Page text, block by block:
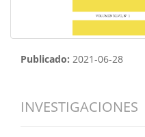
Publicado: 2021-06-28
INVESTIGACIONES